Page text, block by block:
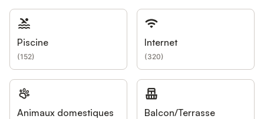
Piscine
(152)
Internet
(320)
Animaux domestiques
Balcon/Terrasse